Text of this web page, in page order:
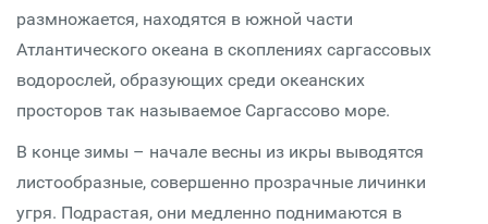
размножается, находятся в южной части
Атлантического океана в скоплениях саргассовых
водорослей, образующих среди океанских
просторов так называемое Саргассово море.
В конце зимы – начале весны из икры выводятся
листообразные, совершенно прозрачные личинки
угря. Подрастая, они медленно поднимаются в